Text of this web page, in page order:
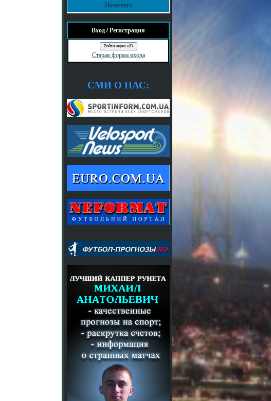
Почитать
Вход / Регистрация
Войти через uID
Старая форма входа
СМИ О НАС: